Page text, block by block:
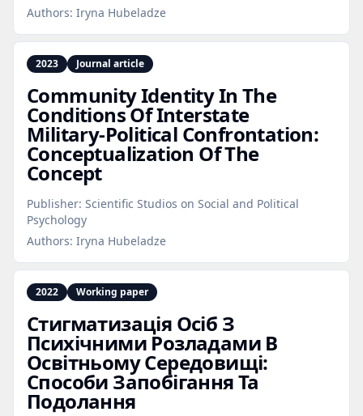
Authors: Iryna Hubeladze
2023 Journal article
Community Identity In The
Conditions Of Interstate
Military‑Political Confrontation:
Conceptualization Of The
Concept
Publisher: Scientific Studios on Social and Political
Psychology
Authors: Iryna Hubeladze
2022 Working paper
Стигматизація Осіб З
Психічними Розладами В
Освітньому Середовищі:
Способи Запобігання Та
Подолання